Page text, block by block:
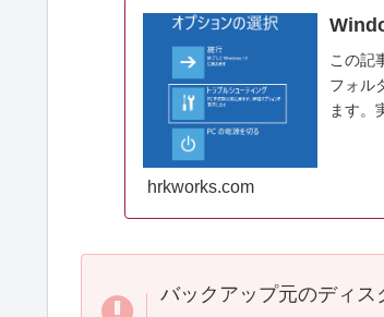
この記
フォル
ます。
hrkworks.com
バックアップ元のディ